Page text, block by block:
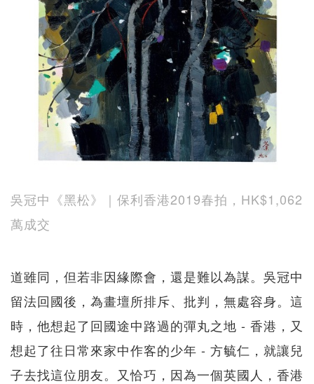
吳冠中《黑松》｜保利香港2019春拍，HK$1,062
萬成交
道雖同，但若非因緣際會，還是難以為謀。吳冠中
留法回國後，為畫壇所排斥、批判，無處容身。這
時，他想起了回國途中路過的彈丸之地 - 香港，又
想起了往日常來家中作客的少年 - 方毓仁，就讓兒
子去找這位朋友。又恰巧，因為一個英國人，香港